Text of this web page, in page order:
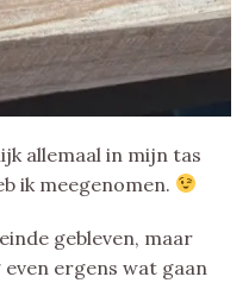
allemaal in mijn tas
ik meegenomen.
gebleven, maar
ergens wat gaan